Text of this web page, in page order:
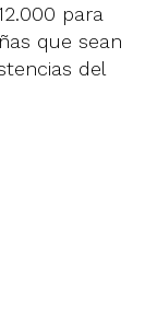
para
que sean
del